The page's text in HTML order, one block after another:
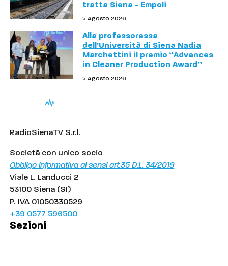
tratta Siena - Empoli
5 Agosto 2026
Alla professoressa
dell'Università di Siena Nadia
Marchettini il premio “Advances
in Cleaner Production Award”
5 Agosto 2026
RadioSienaTV S.r.l.
Società con unico socio
Obbligo informativa ai sensi art.35 D.L. 34/2019
Viale L. Landucci 2
53100 Siena (SI)
P. IVA 01050330529
+39 0577 596500
Sezioni